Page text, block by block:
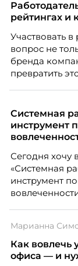
компании
рейтингах и
Участвовать
вопрос не
бренда
превратить
Чеснокова,
Системная
инструмент
Сегодня хочу
«Системная
инструмент
Марианна
Как вовлечь
офиса — и